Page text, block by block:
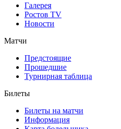
Галерея
Ростов TV
Новости
Матчи
Предстоящие
Прошедшие
Турнирная таблица
Билеты
Билеты на матчи
Информация